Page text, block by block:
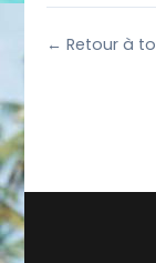
← Retour à